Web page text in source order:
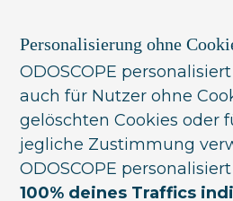
Personalisierung ohne
ODOSCOPE
auch für Nutzer ohne
gelöschten Cookies oder
jegliche Zustimmung
ODOSCOPE
100% deines Traffics